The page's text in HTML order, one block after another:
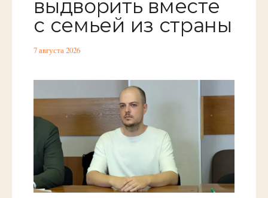
выдворить вместе
с семьей из страны
7 августа 2026